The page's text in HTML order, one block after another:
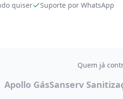
quiser Suporte por WhatsApp
Quem já
Apollo GásSanserv